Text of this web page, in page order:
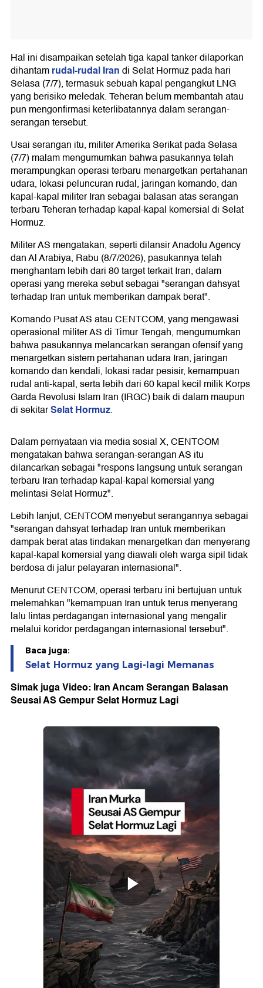
Hal ini disampaikan setelah tiga kapal tanker dilaporkan
dihantamrudal-rudal Irandi Selat Hormuz pada hari
Selasa (7/7), termasuk sebuah kapal pengangkut LNG
yang berisiko meledak. Teheran belum membantah atau
pun mengonfirmasi keterlibatannya dalam serangan-
serangan tersebut.
Usai serangan itu, militer Amerika Serikat pada Selasa
(7/7) malam mengumumkan bahwa pasukannya telah
merampungkan operasi terbaru menargetkan pertahanan
udara, lokasi peluncuran rudal, jaringan komando, dan
kapal-kapal militer Iran sebagai balasan atas serangan
terbaru Teheran terhadap kapal-kapal komersial di Selat
Hormuz.
Militer AS mengatakan, seperti dilansir Anadolu Agency
dan Al Arabiya, Rabu (8/7/2026), pasukannya telah
menghantam lebih dari 80 target terkait Iran, dalam
operasi yang mereka sebut sebagai "serangan dahsyat
terhadap Iran untuk memberikan dampak berat".
Komando Pusat AS atau CENTCOM, yang mengawasi
operasional militer AS di Timur Tengah, mengumumkan
bahwa pasukannya melancarkan serangan ofensif yang
menargetkan sistem pertahanan udara Iran, jaringan
komando dan kendali, lokasi radar pesisir, kemampuan
rudal anti-kapal, serta lebih dari 60 kapal kecil milik Korps
Garda Revolusi Islam Iran (IRGC) baik di dalam maupun
di sekitarSelat Hormuz.
Dalam pernyataan via media sosial X, CENTCOM
mengatakan bahwa serangan-serangan AS itu
dilancarkan sebagai "respons langsung untuk serangan
terbaru Iran terhadap kapal-kapal komersial yang
melintasi Selat Hormuz".
Lebih lanjut, CENTCOM menyebut serangannya sebagai
"serangan dahsyat terhadap Iran untuk memberikan
dampak berat atas tindakan menargetkan dan menyerang
kapal-kapal komersial yang diawali oleh warga sipil tidak
berdosa di jalur pelayaran internasional".
Menurut CENTCOM, operasi terbaru ini bertujuan untuk
melemahkan "kemampuan Iran untuk terus menyerang
lalu lintas perdagangan internasional yang mengalir
melalui koridor perdagangan internasional tersebut".
Baca juga:
Selat Hormuz yang Lagi-lagi Memanas
Simak juga Video: Iran Ancam Serangan Balasan
Seusai AS Gempur Selat Hormuz Lagi